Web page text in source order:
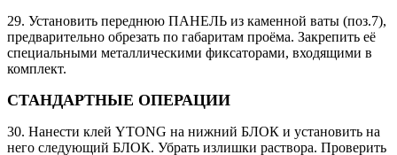
29. Установить переднюю ПАНЕЛЬ из каменной ваты (поз.7),
предварительно обрезать по габаритам проёма. Закрепить её
специальными металлическими фиксаторами, входящими в
комплект.
СТАНДАРТНЫЕ ОПЕРАЦИИ
30. Нанести клей YTONG на нижний БЛОК и установить на
него следующий БЛОК. Убрать излишки раствора. Проверить